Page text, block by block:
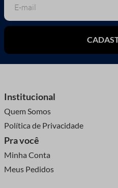
Institucional
Quem Somos
Política de Privacidade
Pra você
Minha Conta
Meus Pedidos